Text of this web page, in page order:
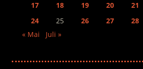
17
18 19 20 21
24
25 26 27 28
« Mai
Juli »